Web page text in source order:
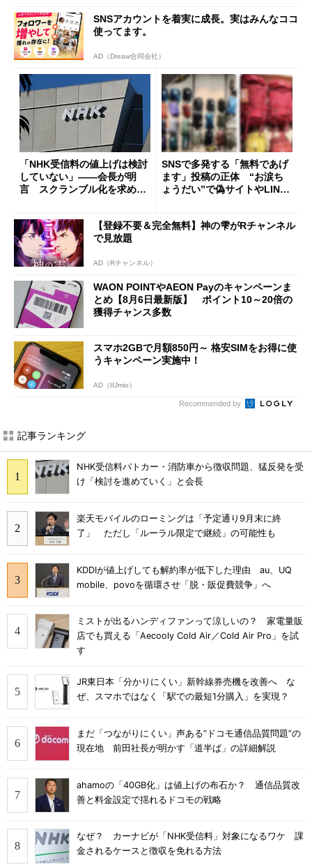
SNSアカウントを着実に成長。実はみんなココ
使ってます。
AD（Dreaw合同会社）
「NHK受信料の値上げは検討
していない」――会長が明
言 スクランブル化を求める
SNSで多発する「無料であげ
ます」投稿の正体 “お涙ち
ょうだい”で偽サイトやLINE
【登録不要＆完全無料】神の雫がRチャンネル
で見放題
AD（Rチャンネル）
WAON POINTやAEON Payのキャンペーンま
とめ【8月6日最新版】 ポイント10～20倍の
獲得チャンス多数
スマホ2GBで月額850円～ 格安SIMをお得に使
うキャンペーン実施中！
AD（IIJmio）
Recommended by
記事ランキング
NHK受信料パトカー・消防車から徴収問題、猛反発を受
け「検討を進めていく」と会長
楽天モバイルのローミングは「予定通り9月末に終
了」 ただし「ルーラル限定で継続」の可能性も
KDDIが値上げしても解約率が低下した理由 au、UQ
mobile、povoを循環させ「脱・販促費競争」へ
ミストが出るハンディファンって涼しいの？ 家電量販
店でも買える「Aecooly Cold Air／Cold Air Pro」を試
す
JR東日本「分かりにくい」新幹線券売機を改善へ な
ぜ、スマホではなく「駅での最短1分購入」を実現？
まだ「つながりにくい」声ある“ドコモ通信品質問題”の
現在地 前田社長が明かす「道半ば」の詳細解説
ahamoの「40GB化」は値上げの布石か？ 通信品質改
善と料金設定で揺れるドコモの戦略
なぜ？ カーナビが「NHK受信料」対象になるワケ 課
金されるケースと徴収を免れる方法